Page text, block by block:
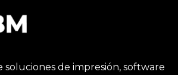
soluciones de impresión, software